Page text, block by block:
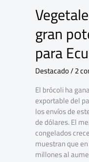
gran
para
Destacado/2
El brócoli ha
exportable del
los envíos de
de dólares. El
congelados
muestran que
millones al
Vegetales
congelados,
con
gran
potencial
exportable
para
Ecuador